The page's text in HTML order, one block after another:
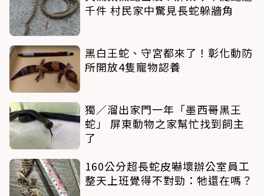
千件 村民家中驚見長蛇躲牆角
黑白王蛇、守宮都來了！彰化動防
所開放4隻寵物認養
獨／溜出家門一年「墨西哥黑王
蛇」 屏東動物之家幫忙找到飼主
了
160公分超長蛇皮嚇壞辦公室員工
整天上班覺得不對勁：牠還在嗎？